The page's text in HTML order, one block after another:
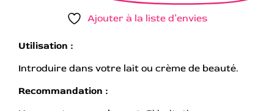
Ajouter à la liste d’envies
Utilisation :
Introduire dans votre lait ou crème de beauté.
Recommandation :